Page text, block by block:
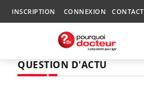
INSCRIPTION CONNEXION CONTACT
QUESTION D'ACTU